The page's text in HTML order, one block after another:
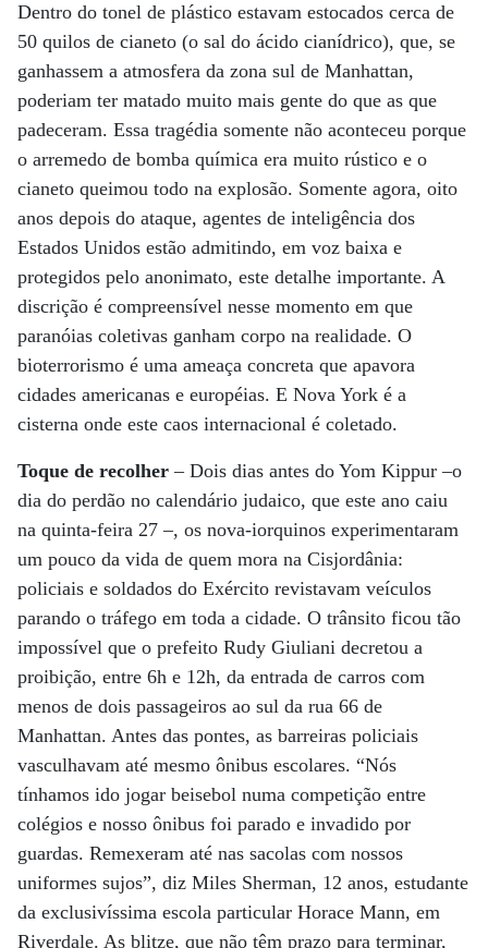
Dentro do tonel de plástico estavam estocados cerca de
50 quilos de cianeto (o sal do ácido cianídrico), que, se
ganhassem a atmosfera da zona sul de Manhattan,
poderiam ter matado muito mais gente do que as que
padeceram. Essa tragédia somente não aconteceu porque
o arremedo de bomba química era muito rústico e o
cianeto queimou todo na explosão. Somente agora, oito
anos depois do ataque, agentes de inteligência dos
Estados Unidos estão admitindo, em voz baixa e
protegidos pelo anonimato, este detalhe importante. A
discrição é compreensível nesse momento em que
paranóias coletivas ganham corpo na realidade. O
bioterrorismo é uma ameaça concreta que apavora
cidades americanas e européias. E Nova York é a
cisterna onde este caos internacional é coletado.
Toque de recolher– Dois dias antes do Yom Kippur –o
dia do perdão no calendário judaico, que este ano caiu
na quinta-feira 27 –, os nova-iorquinos experimentaram
um pouco da vida de quem mora na Cisjordânia:
policiais e soldados do Exército revistavam veículos
parando o tráfego em toda a cidade. O trânsito ficou tão
impossível que o prefeito Rudy Giuliani decretou a
proibição, entre 6h e 12h, da entrada de carros com
menos de dois passageiros ao sul da rua 66 de
Manhattan. Antes das pontes, as barreiras policiais
vasculhavam até mesmo ônibus escolares. “Nós
tínhamos ido jogar beisebol numa competição entre
colégios e nosso ônibus foi parado e invadido por
guardas. Remexeram até nas sacolas com nossos
uniformes sujos”, diz Miles Sherman, 12 anos, estudante
da exclusivíssima escola particular Horace Mann, em
Riverdale. As blitze, que não têm prazo para terminar,